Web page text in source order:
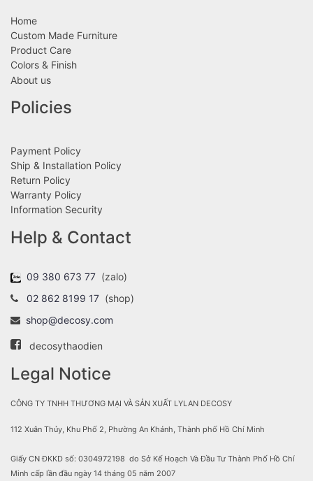
Home
Custom Made Furniture
Product Care
Colors & Finish
About us
Policies
Payment Policy
Ship & Installation Policy
Return Policy
Warranty Policy
Information Security
Help & Contact
09 380 673 77 (zalo)
02 862 8199 17 (shop)
shop@decosy.com
decosythaodien
Legal Notice
CÔNG TY TNHH THƯƠNG MẠI VÀ SẢN XUẤT LYLAN DECOSY
112 Xuân Thủy, Khu Phố 2, Phường An Khánh, Thành phố Hồ Chí Minh
Giấy CN ĐKKD số: 0304972198 do Sở Kế Hoạch Và Đầu Tư Thành Phố Hồ Chí
Minh cấp lần đầu ngày 14 tháng 05 năm 2007